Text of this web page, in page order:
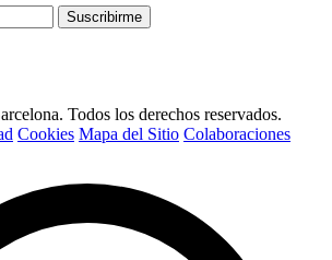
Suscribirme
Todos los derechos reservados.
Cookies Mapa del Sitio Colaboraciones